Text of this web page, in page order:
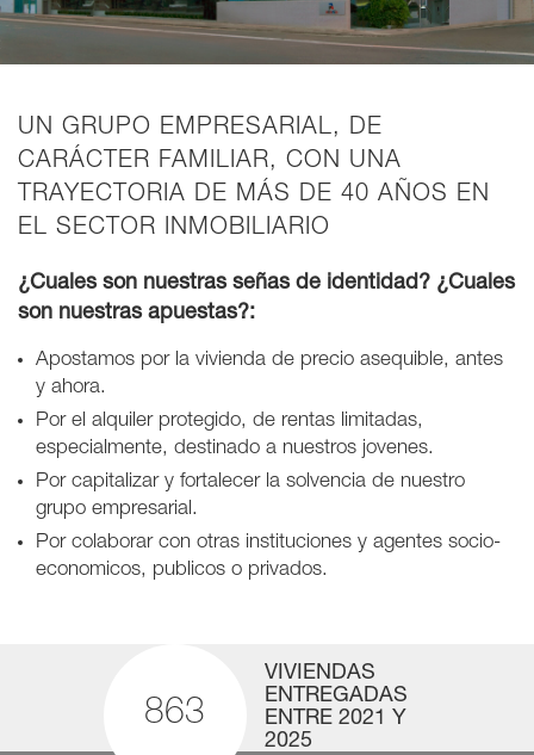
UN GRUPO EMPRESARIAL, DE
CARÁCTER FAMILIAR, CON UNA
TRAYECTORIA DE MÁS DE 40 AÑOS EN
EL SECTOR INMOBILIARIO
¿Cuales son nuestras señas de identidad? ¿Cuales
son nuestras apuestas?:
Apostamos por la vivienda de precio asequible, antes
y ahora.
Por el alquiler protegido, de rentas limitadas,
especialmente, destinado a nuestros jovenes.
Por capitalizar y fortalecer la solvencia de nuestro
grupo empresarial.
Por colaborar con otras instituciones y agentes socio-
economicos, publicos o privados.
863
VIVIENDAS
ENTREGADAS
ENTRE 2021 Y
2025